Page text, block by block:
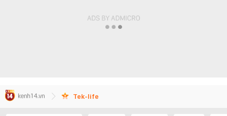
Tek-life